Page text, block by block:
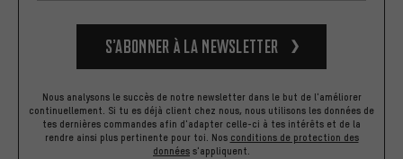
S’abonner à la newsletter
Nous analysons le succès de notre newsletter dans le but de l'améliorer
continuellement. Si tu es déjà client chez nous, nous utilisons les données de
tes dernières commandes afin d'adapter celle-ci à tes intérêts et de la
rendre ainsi plus pertinente pour toi. Nos conditions de protection des
données s'appliquent.